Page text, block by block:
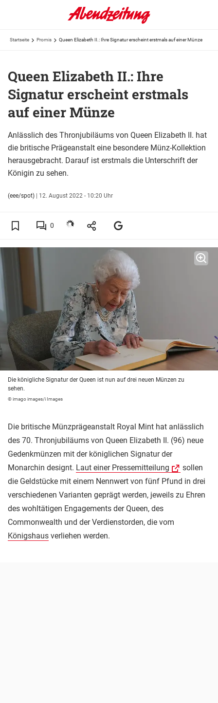
Startseite Promis Queen Elizabeth II.: Ihre Signatur erscheint erstmals auf einer Münze
Queen Elizabeth II.: Ihre
Signatur erscheint erstmals
auf einer Münze
Anlässlich des Thronjubiläums von Queen Elizabeth II. hat
die britische Prägeanstalt eine besondere Münz-Kollektion
herausgebracht. Darauf ist erstmals die Unterschrift der
Königin zu sehen.
(eee/spot) | 12. August 2022 - 10:20 Uhr
0
Die königliche Signatur der Queen ist nun auf drei neuen Münzen zu
sehen.
© imago images/i Images
Die britische Münzprägeanstalt Royal Mint hat anlässlich
des 70. Thronjubiläums von Queen Elizabeth II. (96) neue
Gedenkmünzen mit der königlichen Signatur der
Monarchin designt. Laut einer Pressemitteilung
sollen
die Geldstücke mit einem Nennwert von fünf Pfund in drei
verschiedenen Varianten geprägt werden, jeweils zu Ehren
des wohltätigen Engagements der Queen, des
Commonwealth und der Verdienstorden, die vom
Königshaus verliehen werden.